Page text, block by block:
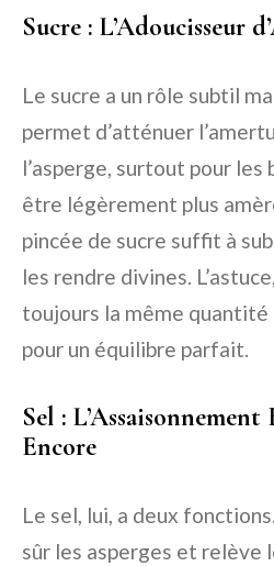
Sucre : L’Adoucisseur
Le sucre a un rôle subtil
permet d’atténuer
l’asperge, surtout pour les
être légèrement plus
pincée de sucre suffit à
les rendre divines.
toujours la même quantité
pour un équilibre parfait.
Sel :
Encore
Le sel, lui, a deux
sûr les asperges et relève